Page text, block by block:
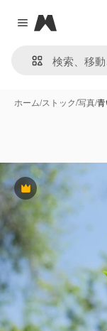
Close menu
Magnific
ホーム/ストック/写真/
Premium